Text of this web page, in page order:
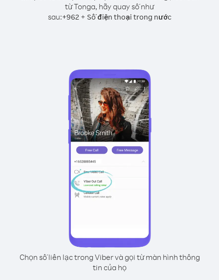
từ Tonga, hãy quay số như
sau:+962+ Số điện thoại trong nước
Chọn số liên lạc trong Viber và gọi từ màn hình thông
tin của họ